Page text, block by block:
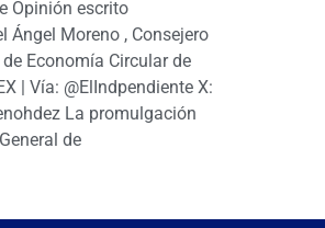
Opinión escrito
Ángel Moreno , Consejero
Economía Circular de
| Vía: @ElIndpendiente X:
La promulgación
de